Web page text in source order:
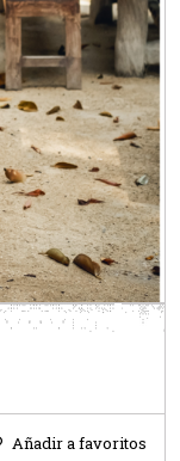
Añadir a favoritos